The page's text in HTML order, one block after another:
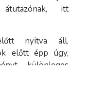
átutazónak, itt
nyitva áll,
előtt épp úgy,
különleges
előtt.